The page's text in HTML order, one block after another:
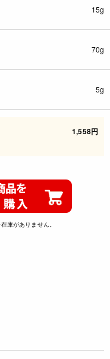
15g
70g
5g
1,558円
庫がありません。